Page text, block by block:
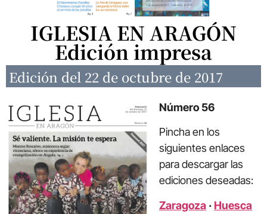
IGLESIA EN ARAGÓN
Edición impresa
Edición del 22 de octubre de 2017
Número 56
Pincha en los
siguientes enlaces
para descargar las
ediciones deseadas:
Zaragoza ·Huesca